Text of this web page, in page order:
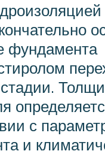
фундамента
с
и